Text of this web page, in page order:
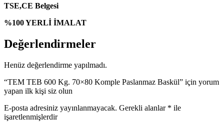
TSE,CE Belgesi
%100 YERLİ İMALAT
Değerlendirmeler
Henüz değerlendirme yapılmadı.
“TEM TEB 600 Kg. 70×80 Komple Paslanmaz Baskül” için yorum
yapan ilk kişi siz olun
E-posta adresiniz yayınlanmayacak. Gerekli alanlar * ile
işaretlenmişlerdir